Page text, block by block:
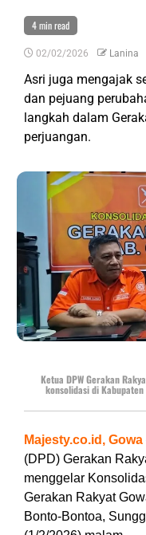
4 min read
02/02/2026 Lanina
Asri juga mengajak
dan pejuang
langkah dalam
perjuangan.
Ketua DPW Gerakan
konsolidasi di
Majesty.co.id, Gowa
(DPD) Gerakan
menggelar
Gerakan Rakyat
Bonto-Bontoa,